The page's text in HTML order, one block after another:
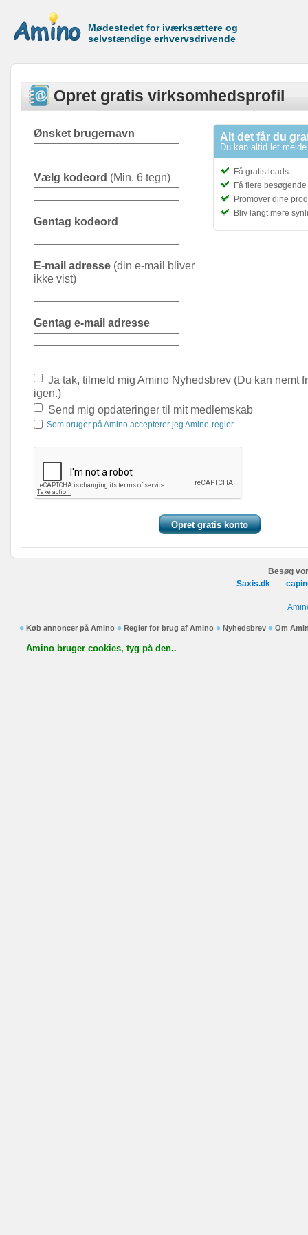
Mødestedet for iværksættere og
selvstændige erhvervsdrivende
Opret gratis virksomhedsprofil
Alt det får du
Du kan altid let
Få gratis leads
Få flere
Promover dine
Bliv langt mere
Ønsket brugernavn
Vælg kodeord (Min. 6 tegn)
Gentag kodeord
E-mail adresse (din e-mail bliver
ikke vist)
Gentag e-mail adresse
Ja tak, tilmeld mig Amino Nyhedsbrev (Du kan nemt
igen.)
Send mig opdateringer til mit medlemskab
Som bruger på Amino accepterer jeg Amino-regler
Besøg
Saxis.dk
Køb annoncer på Amino Regler for brug af Amino Nyhedsbrev Om
Amino bruger cookies, tyg på den..